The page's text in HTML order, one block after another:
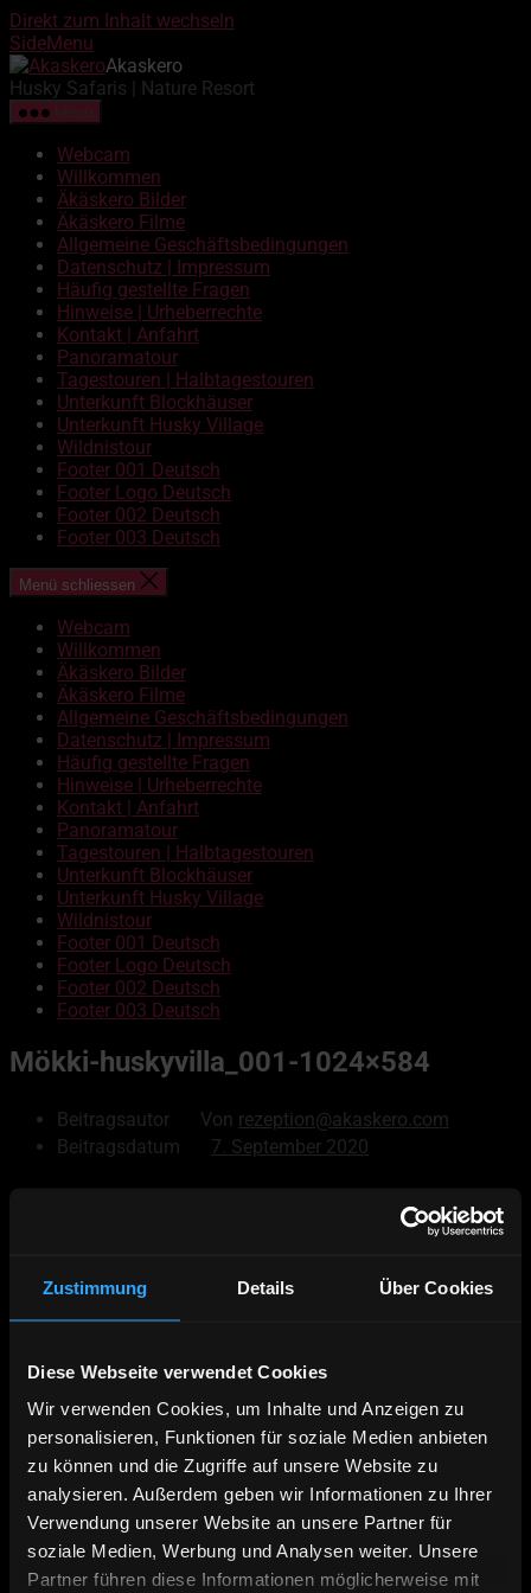
Zustimmung Details Über Cookies
Diese Webseite verwendet Cookies
Wir verwenden Cookies, um Inhalte und Anzeigen zu
personalisieren, Funktionen für soziale Medien anbieten
zu können und die Zugriffe auf unsere Website zu
analysieren. Außerdem geben wir Informationen zu Ihrer
Verwendung unserer Website an unsere Partner für
soziale Medien, Werbung und Analysen weiter. Unsere
Partner führen diese Informationen möglicherweise mit
Direkt zum Inhalt wechseln
SideMenu
Akaskero
Husky Safaris | Nature Resort
Webcam
Willkommen
Äkäskero Bilder
Äkäskero Filme
Allgemeine Geschäftsbedingungen
Datenschutz | Impressum
Häufig gestellte Fragen
Hinweise | Urheberrechte
Kontakt | Anfahrt
Panoramatour
Tagestouren | Halbtagestouren
Unterkunft Blockhäuser
Unterkunft Husky Village
Wildnistour
Footer 001 Deutsch
Footer Logo Deutsch
Footer 002 Deutsch
Footer 003 Deutsch
Menü schliessen
Webcam
Willkommen
Äkäskero Bilder
Äkäskero Filme
Allgemeine Geschäftsbedingungen
Datenschutz | Impressum
Häufig gestellte Fragen
Hinweise | Urheberrechte
Kontakt | Anfahrt
Panoramatour
Tagestouren | Halbtagestouren
Unterkunft Blockhäuser
Unterkunft Husky Village
Wildnistour
Footer 001 Deutsch
Footer Logo Deutsch
Footer 002 Deutsch
Footer 003 Deutsch
Mökki-huskyvilla_001-1024×584
Beitragsautor Von rezeption@akaskero.com
Beitragsdatum
7. September 2020
English
Äkäskero Prospekt
Online Buchen
Kontakt | Anfahrt
Wildnistour – 7 Nächte Hundeschlittentour
Panoramatour – 14 Nächte Hundeschlittentour